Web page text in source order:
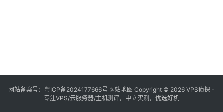
网站备案号： 粤ICP备2024177666号 网站地图 Copyright © 2026 VPS侦探 -
专注VPS/云服务器/主机测评，中立实测，优选好机